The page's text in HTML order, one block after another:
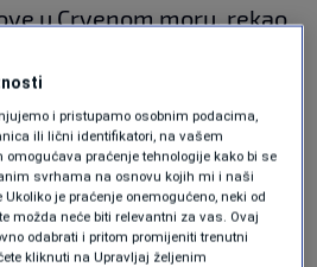
u Crvenom moru, rekao
vojnim djelatnostima u
Bliskim istokom od 7.
militantna
i pristupamo osobnim podacima,
ili lični identifikatori, na vašem
praćenje tehnologije kako bi se
svrhama na osnovu kojih mi i naši
je praćenje onemogućeno, neki od
možda neće biti relevantni za vas. Ovaj
odabrati i pritom promijeniti trenutni
kliknuti na Upravljaj željenim